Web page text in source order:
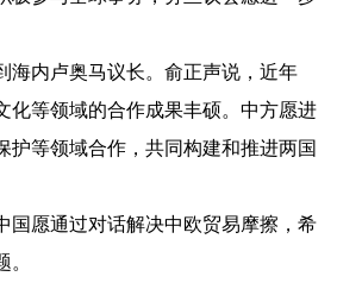
海内卢奥马议长。俞正声说，近年
化等领域的合作成果丰硕。中方愿进
等领域合作，共同构建和推进两国
国愿通过对话解决中欧贸易摩擦，希